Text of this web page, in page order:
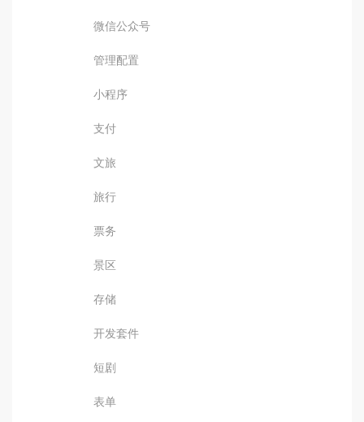
微信公众号
管理配置
小程序
支付
文旅
旅行
票务
景区
存储
开发套件
短剧
表单